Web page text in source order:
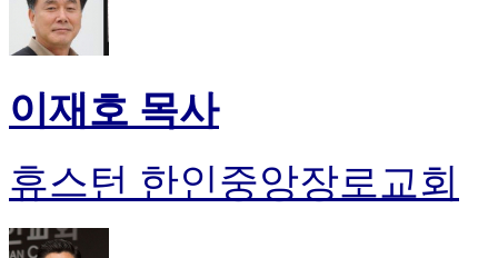
이재호 목사
휴스턴 한인중앙장로교회